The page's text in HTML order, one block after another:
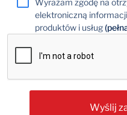
Wyrażam zgodę na
elektroniczną
produktów i usług
Wyślij